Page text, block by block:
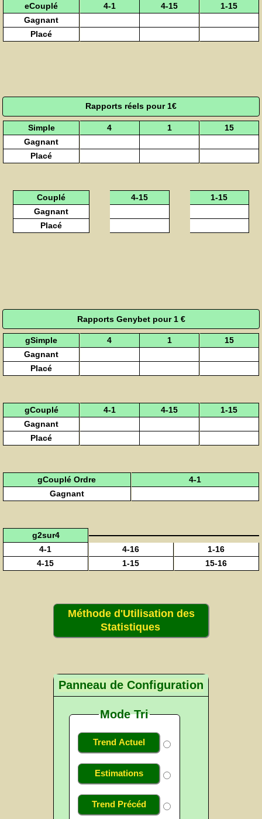
eCouplé 4-1 4-15
1-15
Gagnant
Placé
Rapports réels pour 1€
Simple 4 1
15
Gagnant
Placé
Couplé 4-15
1-15
Gagnant
Placé
Rapports Genybet pour 1 €
gSimple 4 1
15
Gagnant
Placé
gCouplé 4-1 4-15
1-15
Gagnant
Placé
gCouplé Ordre
4-1
Gagnant
g2sur4
4-1
4-16
1-16
4-15
1-15 15-16
Méthode d'Utilisation des
Statistiques
Panneau de Configuration
Mode Tri
Trend Actuel
Estimations
Trend Précéd